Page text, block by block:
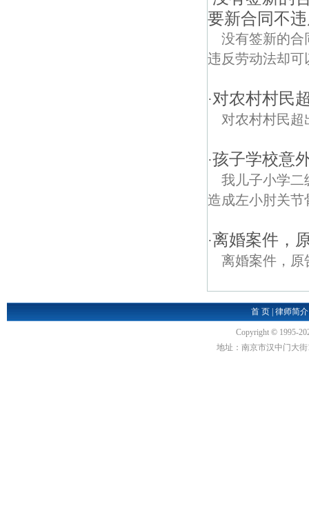
要新合同不
没有签新的合
违反劳动法却可
·对农村村民
对农村村民超
·孩子学校意
我儿子小学二
造成左小肘关节
·离婚案件，
离婚案件，原
首 页 |律师简介
Copyright © 1995-
地址：南京市汉中门大街